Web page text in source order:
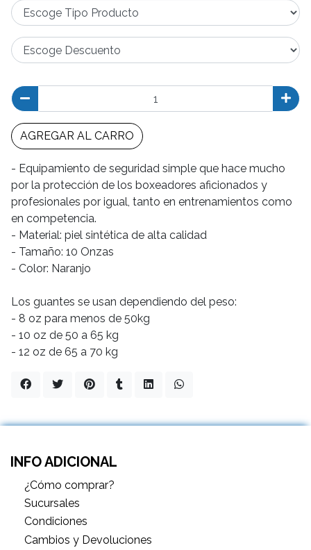
AGREGAR AL CARRO
- Equipamiento de seguridad simple que hace mucho
por la protección de los boxeadores aficionados y
profesionales por igual, tanto en entrenamientos como
en competencia.
- Material: piel sintética de alta calidad
- Tamaño: 10 Onzas
- Color: Naranjo
Los guantes se usan dependiendo del peso:
- 8 oz para menos de 50kg
- 10 oz de 50 a 65 kg
- 12 oz de 65 a 70 kg
INFO ADICIONAL
¿Cómo comprar?
Sucursales
Condiciones
Cambios y Devoluciones